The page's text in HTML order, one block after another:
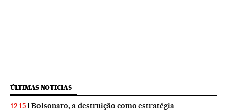
ÚLTIMAS NOTICIAS
12:15 Bolsonaro, a destruição como estratégia